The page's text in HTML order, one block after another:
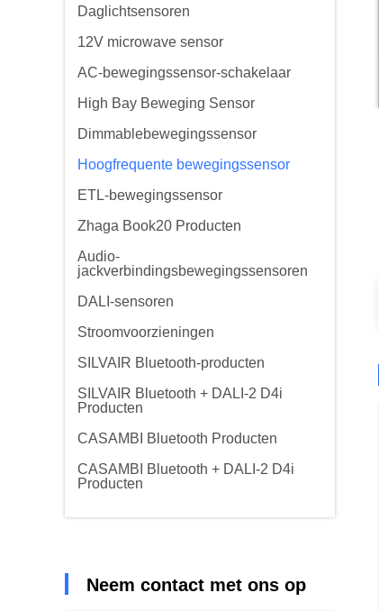
Daglichtsensoren
12V microwave sensor
AC-bewegingssensor-schakelaar
High Bay Beweging Sensor
Dimmablebewegingssensor
Hoogfrequente bewegingssensor
ETL-bewegingssensor
Zhaga Book20 Producten
Audio-
jackverbindingsbewegingssensoren
DALI-sensoren
Stroomvoorzieningen
SILVAIR Bluetooth-producten
SILVAIR Bluetooth + DALI-2 D4i
Producten
CASAMBI Bluetooth Producten
CASAMBI Bluetooth + DALI-2 D4i
Producten
Neem contact met ons op